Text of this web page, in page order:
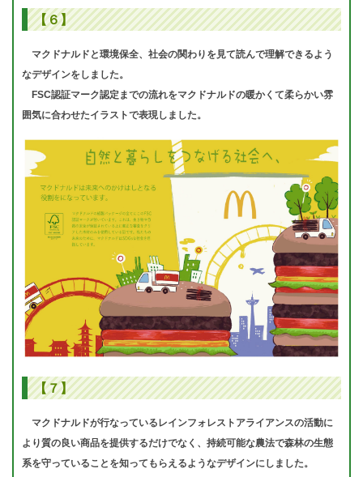
【６】
マクドナルドと環境保全、社会の関わりを見て読んで理解できるよう
なデザインをしました。
FSC認証マーク認定までの流れをマクドナルドの暖かくて柔らかい雰
囲気に合わせたイラストで表現しました。
【７】
マクドナルドが行なっているレインフォレストアライアンスの活動に
より質の良い商品を提供するだけでなく、持続可能な農法で森林の生態
系を守っていることを知ってもらえるようなデザインにしました。